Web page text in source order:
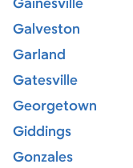
Gainesville
Galveston
Garland
Gatesville
Georgetown
Giddings
Gonzales